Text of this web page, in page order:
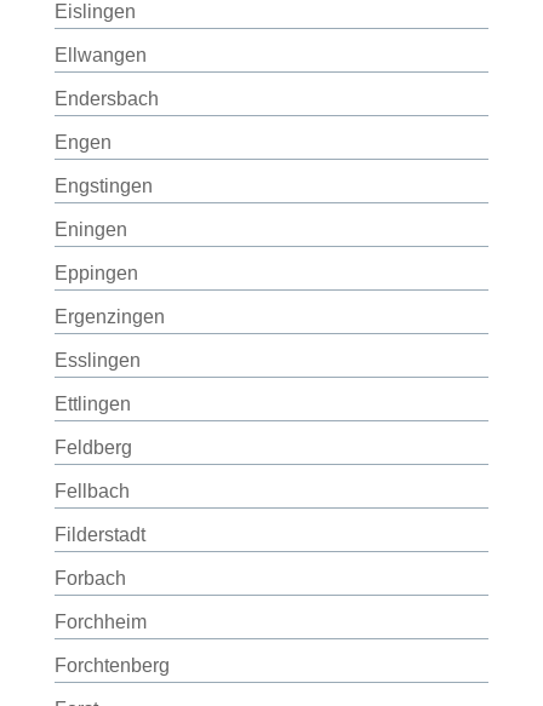
Eislingen
Ellwangen
Endersbach
Engen
Engstingen
Eningen
Eppingen
Ergenzingen
Esslingen
Ettlingen
Feldberg
Fellbach
Filderstadt
Forbach
Forchheim
Forchtenberg